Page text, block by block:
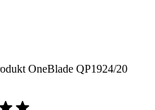
OneBlade QP1924/20